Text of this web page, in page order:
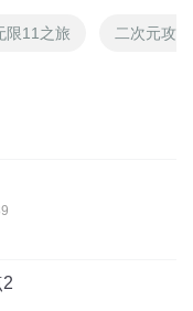
限11之旅 二次元攻